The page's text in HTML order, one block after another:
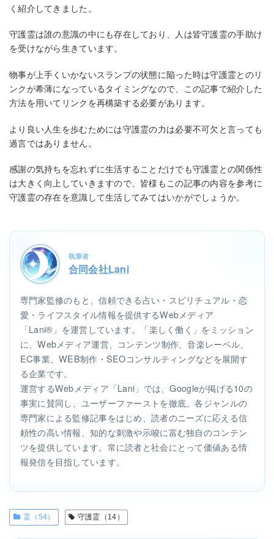
く紹介してきました。
守護霊は誰の意識の中にも存在しており、人は皆守護霊の手助け
を受けながら生きています。
物事が上手くいかないスランプの状態に陥った時は守護霊とのリ
ンクが希薄になっているタイミングなので、この記事で紹介した
方法を用いてリンクを再構築する必要があります。
より良い人生を歩むためには守護霊の力は必要不可欠と言っても
過言ではありません。
感謝の気持ちを忘れずに生活することだけでも守護霊との関係性
は大きく向上していきますので、皆様もこの記事の内容を参考に
守護霊の存在を意識して生活してみてはいかがでしょうか。
執筆者
合同会社Lani
専門家監修のもと、信頼できる占い・スピリチュアル・恋
愛・ライフスタイル情報を提供するWebメディア
「Lani®」を運営しています。「楽しく働く」をミッション
に、Webメディア運営、コンテンツ制作、音楽レーベル、
EC事業、WEB制作・SEOコンサルティングなどを展開す
る企業です。
運営するWebメディア「Lani」では、Googleが掲げる10の
事実に賛同し、ユーザーファーストを徹底。各ジャンルの
専門家による監修記事をはじめ、読者のニーズに応える信
頼性の高い情報、知的な刺激や示唆に富む独自のコンテン
ツを提供しています。常に読者と社会にとって価値ある情
報発信を目指しています。
霊（54） 守護霊（14）